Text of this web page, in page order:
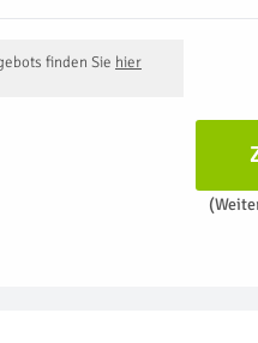
finden Sie hier